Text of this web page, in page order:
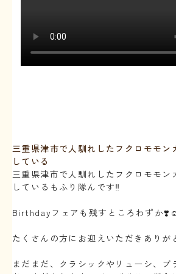
三重県津市で人馴れしたフクロモモン
している
三重県津市で人馴れしたフクロモモン
しているもふり隊んです‼️
Birthdayフェアも残すところわずか
たくさんの方にお迎えいただきあり
まだまだ、クラシックやリューシ、ブ